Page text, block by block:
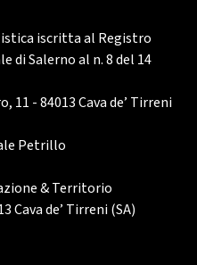
iscritta al Registro
di Salerno al n. 8 del 14
11 - 84013 Cava de’ Tirreni
Petrillo
& Territorio
Cava de’ Tirreni (SA)